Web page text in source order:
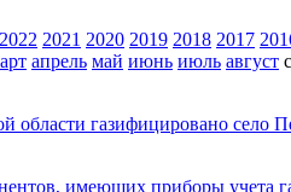
2022 2021 2020 2019 2018 2017
апрель май июнь июль август
области газифицировано село
имеющих приборы учета